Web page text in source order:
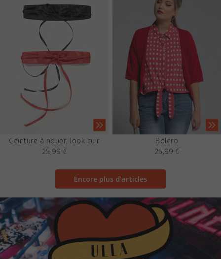
Ceinture à nouer, look cuir
25,99 €
Boléro
25,99 €
Encore plus d'articles